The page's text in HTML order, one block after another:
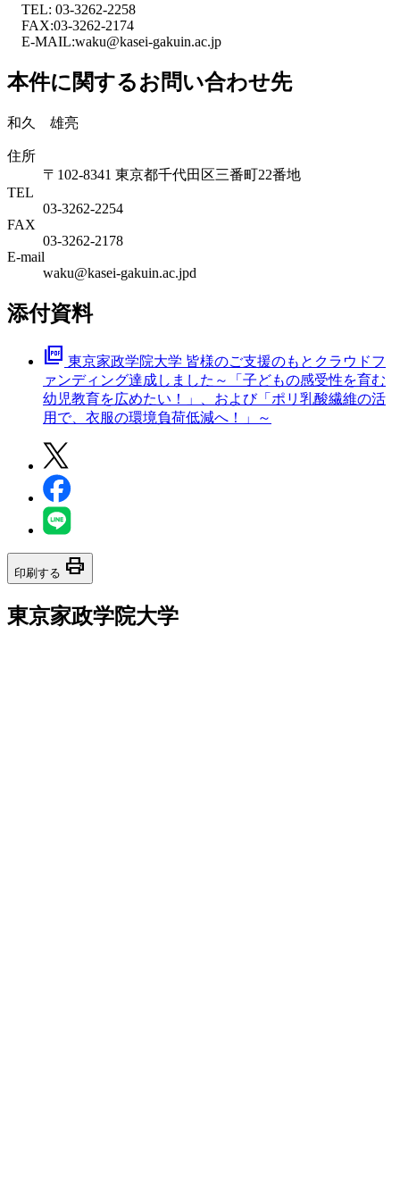
TEL: 03-3262-2258
FAX:03-3262-2174
E-MAIL:waku@kasei-gakuin.ac.jp
本件に関するお問い合わせ先
和久 雄亮
住所
〒102-8341 東京都千代田区三番町22番地
TEL
03-3262-2254
FAX
03-3262-2178
E-mail
waku@kasei-gakuin.ac.jpd
添付資料
picture_as_pdf 東京家政学院大学 皆様のご支援のもとクラウドフ
ァンディング達成しました～「子どもの感受性を育む
幼児教育を広めたい！」、および「ポリ乳酸繊維の活
用で、衣服の環境負荷低減へ！」～
印刷する print
東京家政学院大学